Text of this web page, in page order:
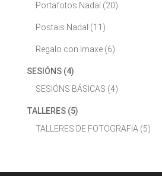
Portafotos Nadal (20)
Postais Nadal (11)
Regalo con Imaxe (6)
SESIÓNS (4)
SESIÓNS BÁSICAS (4)
TALLERES (5)
TALLERES DE FOTOGRAFIA (5)